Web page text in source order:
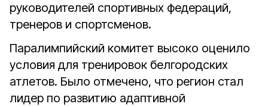
руководителей спортивных федераций,
тренеров и спортсменов.
Паралимпийский комитет высоко оценило
условия для тренировок белгородских
атлетов. Было отмечено, что регион стал
лидер по развитию адаптивной